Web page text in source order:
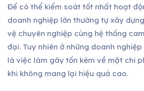
Để có thể kiểm soát tốt nhất hoạt
doanh nghiệp lớn thường tự xây
vệ chuyên nghiệp cùng hệ thống
đại. Tuy nhiên ở những doanh
là việc làm gây tốn kém về mặt chi
khi không mang lại hiệu quả cao.